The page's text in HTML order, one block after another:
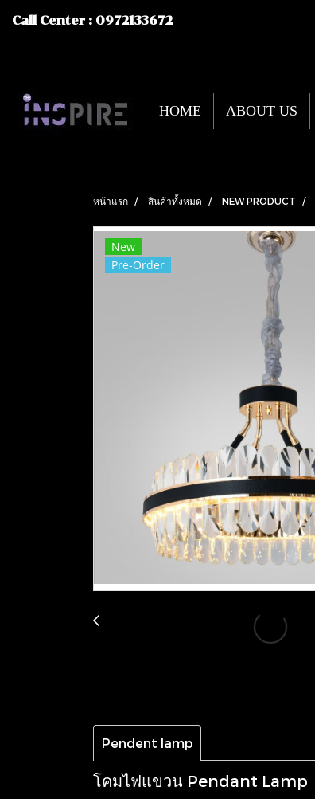
Call Center : 0972133672
HOME ABOUT US
หน้าแรก สินค้าทั้งหมด NEW PRODUCT
New
Pre-Order
Pendent lamp
โคมไฟแขวน Pendant Lamp